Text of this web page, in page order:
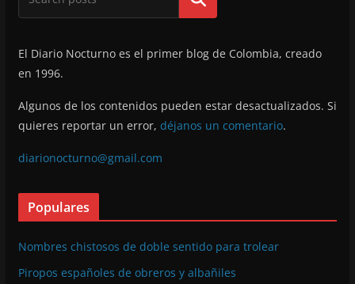
El Diario Nocturno es el primer blog de Colombia, creado
en 1996.
Algunos de los contenidos pueden estar desactualizados. Si
quieres reportar un error, déjanos un comentario.
diarionocturno@gmail.com
Populares
Nombres chistosos de doble sentido para trolear
Piropos españoles de obreros y albañiles